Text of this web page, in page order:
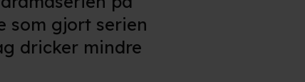
som gjort serien
dricker mindre